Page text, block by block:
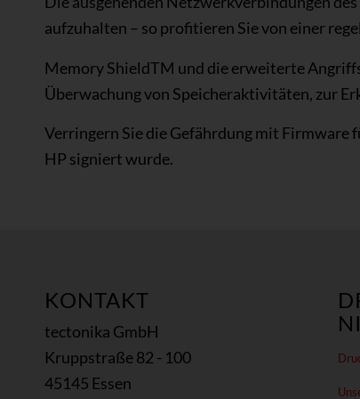
aufzuhalten – so profitieren Sie von einer
Memory ShieldTM und die erweiterte
Überwachung von Speicheraktivitäten, zur
Verringern Sie die Gefährdung mit
HP signiert wurde.
KONTAKT
tectonika GmbH
Kruppstraße 82 - 100
45145 Essen